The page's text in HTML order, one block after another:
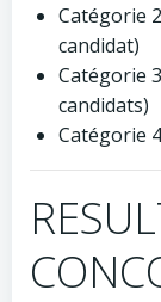
Catégorie
candidat)
Catégorie
candidats)
Catégorie